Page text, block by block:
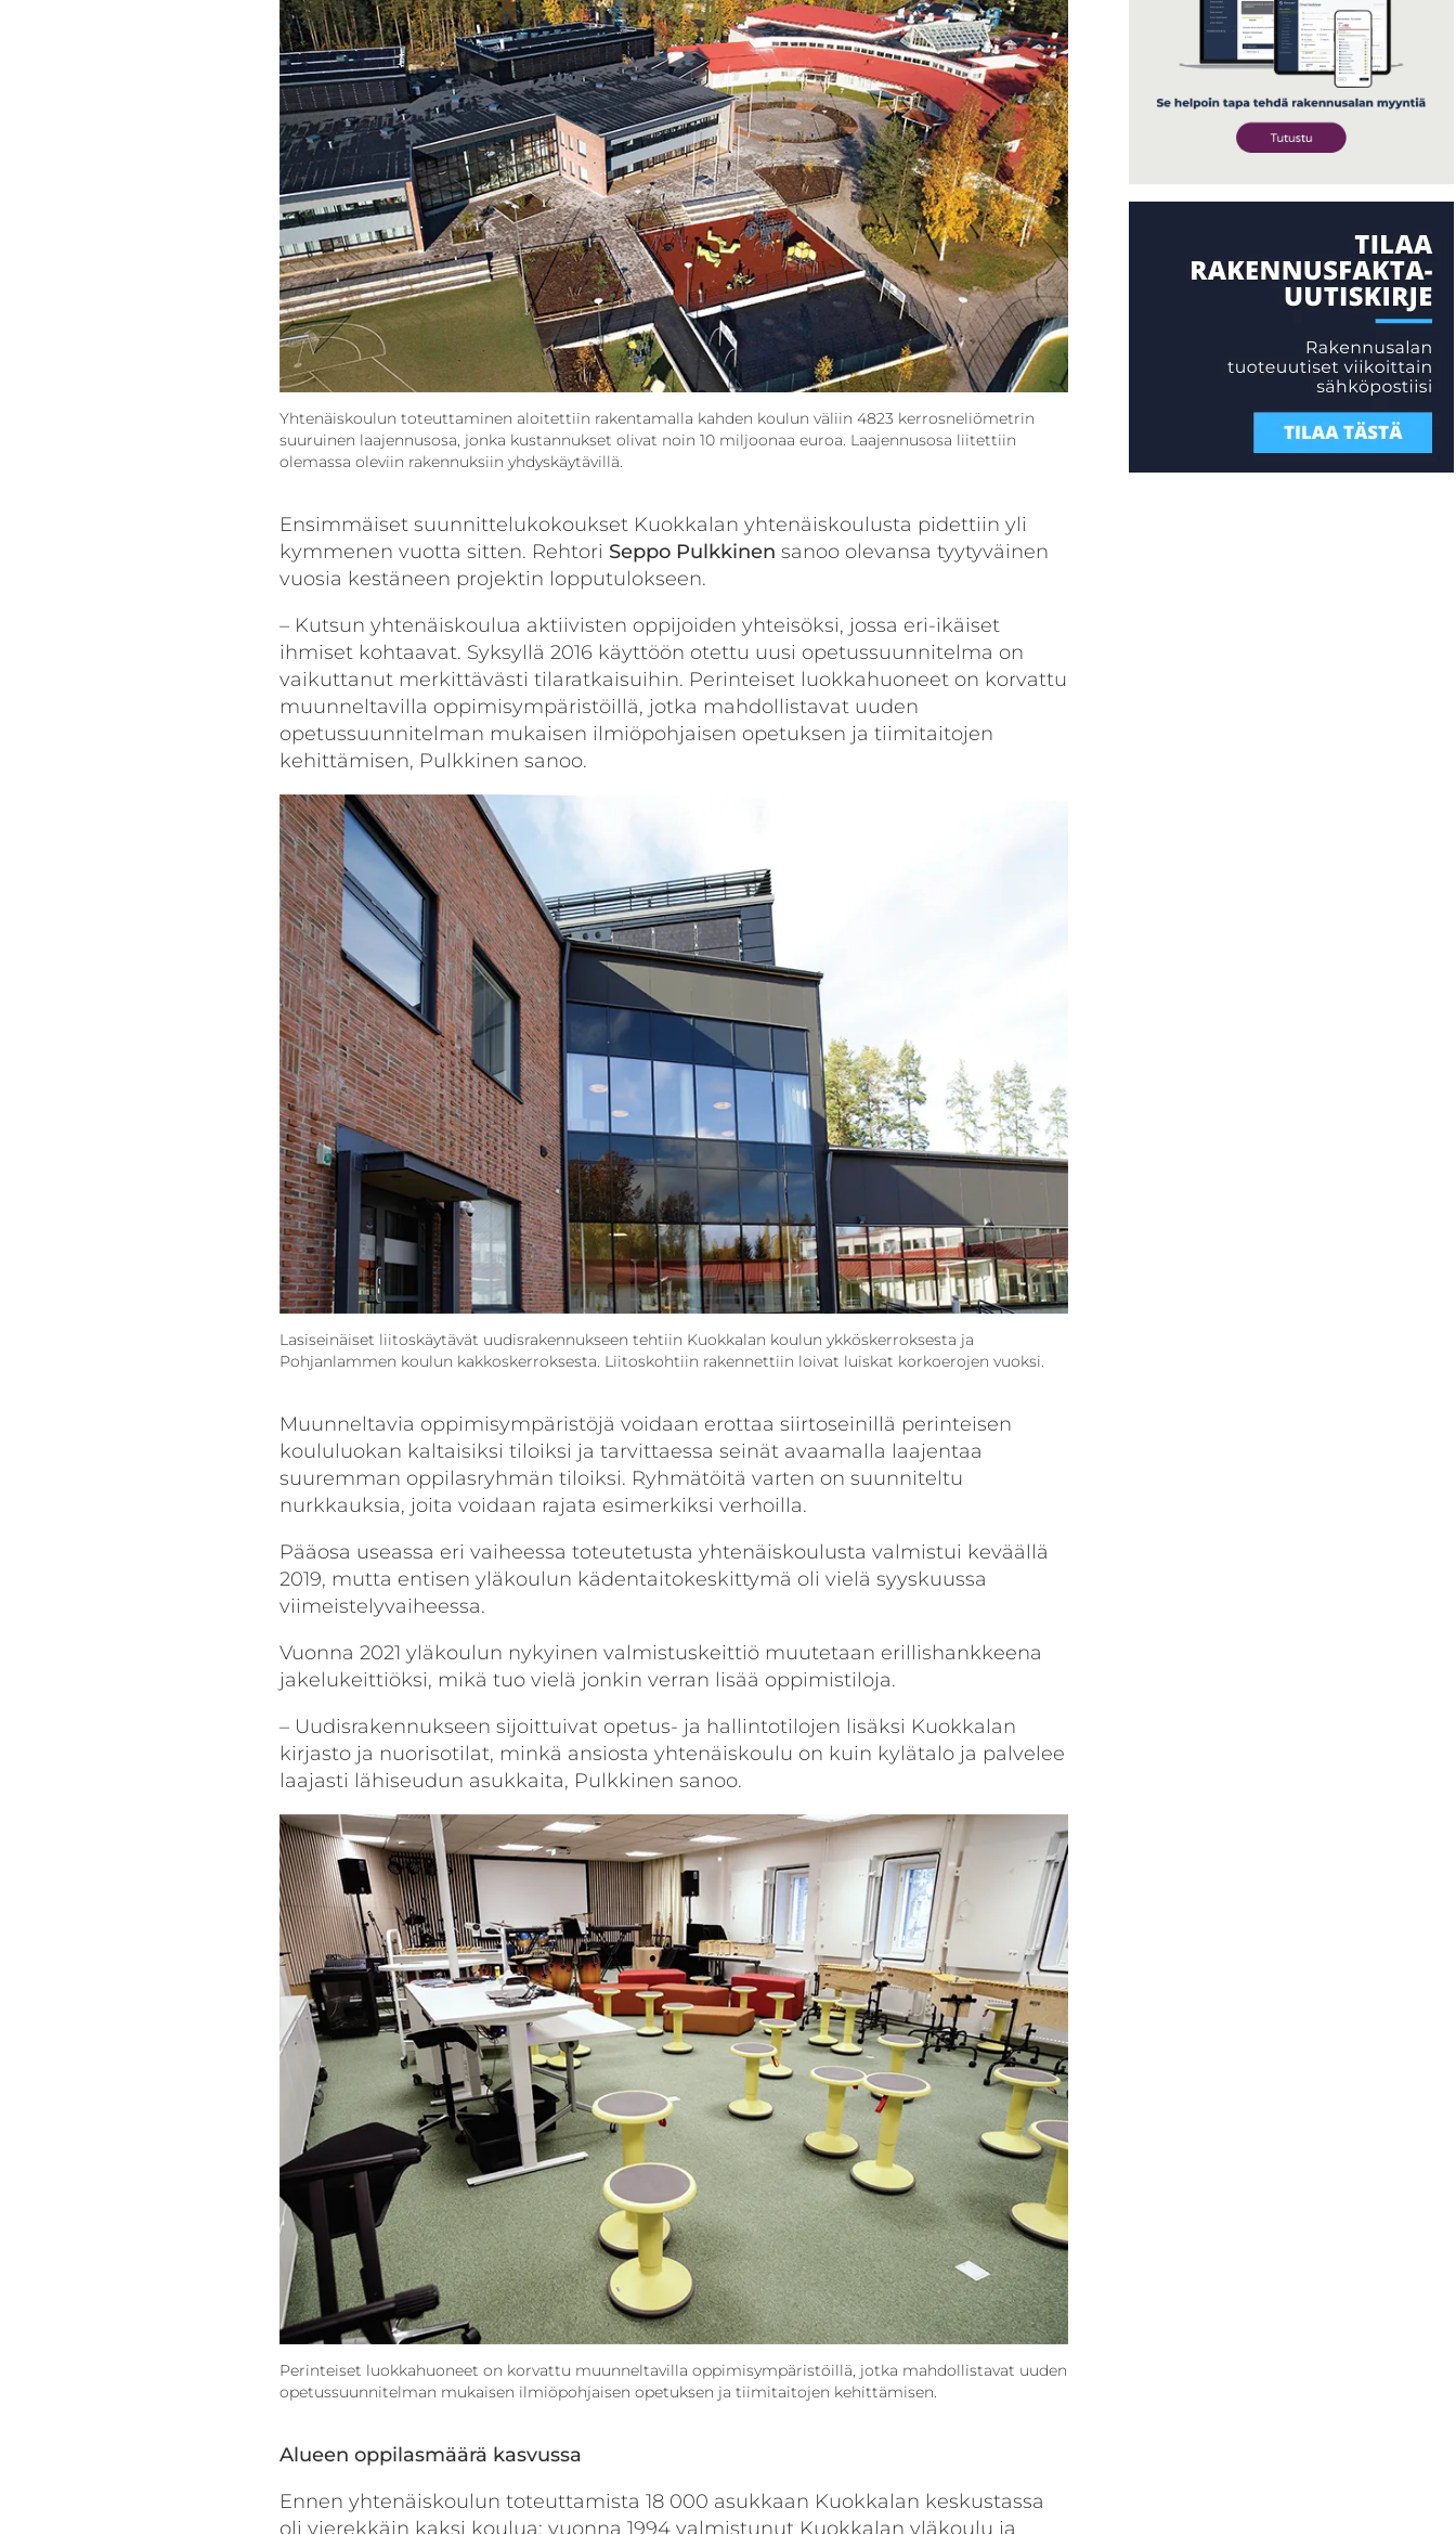
Yhtenäiskoulun toteuttaminen aloitettiin rakentamalla kahden koulun väliin 4823 kerrosneliömetrin
suuruinen laajennusosa, jonka kustannukset olivat noin 10 miljoonaa euroa. Laajennusosa liitettiin
olemassa oleviin rakennuksiin yhdyskäytävillä.
Ensimmäiset suunnittelukokoukset Kuokkalan yhtenäiskoulusta pidettiin yli
kymmenen vuotta sitten. Rehtori Seppo Pulkkinen sanoo olevansa tyytyväinen
vuosia kestäneen projektin lopputulokseen.
– Kutsun yhtenäiskoulua aktiivisten oppijoiden yhteisöksi, jossa eri-ikäiset
ihmiset kohtaavat. Syksyllä 2016 käyttöön otettu uusi opetussuunnitelma on
vaikuttanut merkittävästi tilaratkaisuihin. Perinteiset luokkahuoneet on korvattu
muunneltavilla oppimisympäristöillä, jotka mahdollistavat uuden
opetussuunnitelman mukaisen ilmiöpohjaisen opetuksen ja tiimitaitojen
kehittämisen, Pulkkinen sanoo.
Lasiseinäiset liitoskäytävät uudisrakennukseen tehtiin Kuokkalan koulun ykköskerroksesta ja
Pohjanlammen koulun kakkoskerroksesta. Liitoskohtiin rakennettiin loivat luiskat korkoerojen vuoksi.
Muunneltavia oppimisympäristöjä voidaan erottaa siirtoseinillä perinteisen
koululuokan kaltaisiksi tiloiksi ja tarvittaessa seinät avaamalla laajentaa
suuremman oppilasryhmän tiloiksi. Ryhmätöitä varten on suunniteltu
nurkkauksia, joita voidaan rajata esimerkiksi verhoilla.
Pääosa useassa eri vaiheessa toteutetusta yhtenäiskoulusta valmistui keväällä
2019, mutta entisen yläkoulun kädentaitokeskittymä oli vielä syyskuussa
viimeistelyvaiheessa.
Vuonna 2021 yläkoulun nykyinen valmistuskeittiö muutetaan erillishankkeena
jakelukeittiöksi, mikä tuo vielä jonkin verran lisää oppimistiloja.
– Uudisrakennukseen sijoittuivat opetus- ja hallintotilojen lisäksi Kuokkalan
kirjasto ja nuorisotilat, minkä ansiosta yhtenäiskoulu on kuin kylätalo ja palvelee
laajasti lähiseudun asukkaita, Pulkkinen sanoo.
Perinteiset luokkahuoneet on korvattu muunneltavilla oppimisympäristöillä, jotka mahdollistavat uuden
opetussuunnitelman mukaisen ilmiöpohjaisen opetuksen ja tiimitaitojen kehittämisen.
Alueen oppilasmäärä kasvussa
Ennen yhtenäiskoulun toteuttamista 18 000 asukkaan Kuokkalan keskustassa
oli vierekkäin kaksi koulua: vuonna 1994 valmistunut Kuokkalan yläkoulu ja